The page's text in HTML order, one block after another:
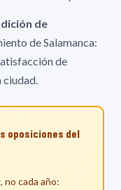
de
de Salamanca:
de
oposiciones del
, no cada año: